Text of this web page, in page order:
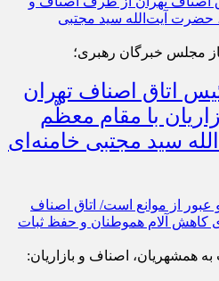
مجلس خبرگان رهبری؛
اتاق اصناف تهران
با مقام معظّم
سید مجتبی خامنه‌ای
همشهریان، اصناف و بازاریان: